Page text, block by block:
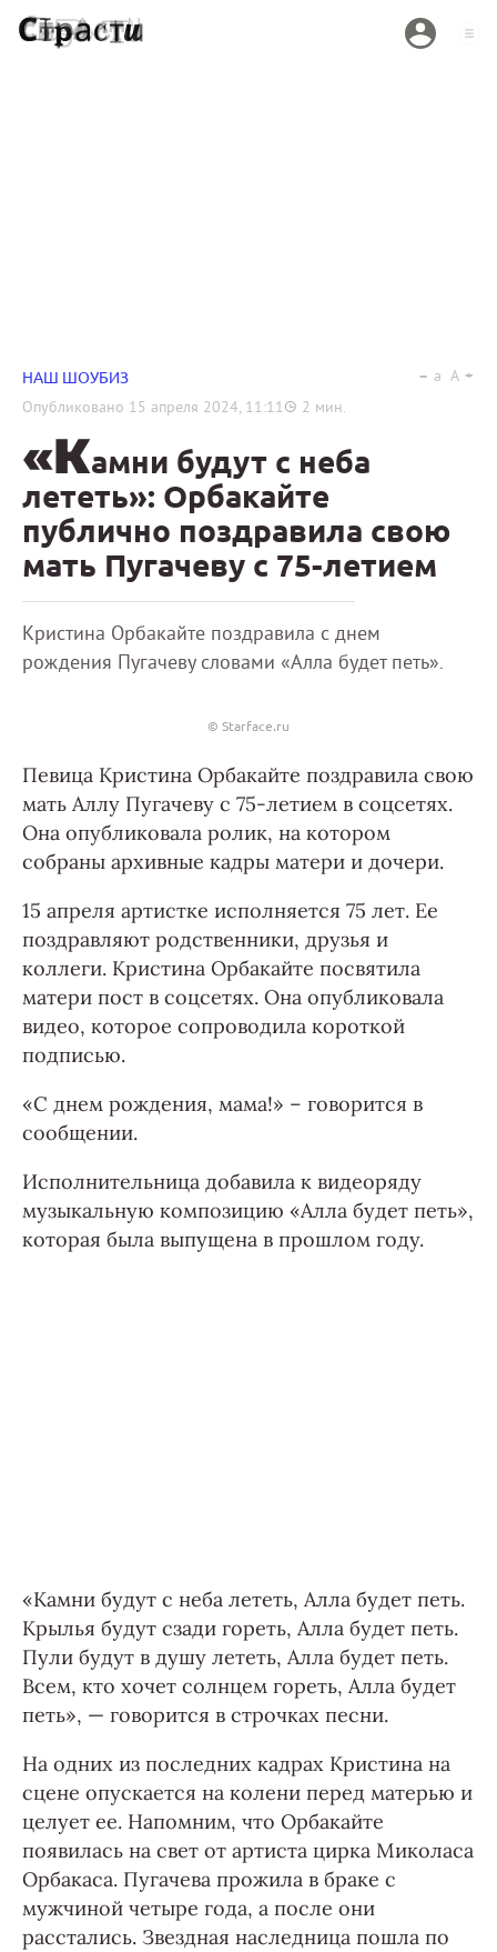
НАШ ШОУБИЗ
Опубликовано 15 апреля 2024, 11:11 2 мин.
a A
«Камни будут с неба
лететь»: Орбакайте
публично поздравила свою
мать Пугачеву с 75-летием
Кристина Орбакайте поздравила с днем
рождения Пугачеву словами «Алла будет петь».
© Starface.ru
Певица Кристина Орбакайте поздравила свою
мать Аллу Пугачеву с 75-летием в соцсетях.
Она опубликовала ролик, на котором
собраны архивные кадры матери и дочери.
15 апреля артистке исполняется 75 лет. Ее
поздравляют родственники, друзья и
коллеги. Кристина Орбакайте посвятила
матери пост в соцсетях. Она опубликовала
видео, которое сопроводила короткой
подписью.
«С днем рождения, мама!» – говорится в
сообщении.
Исполнительница добавила к видеоряду
музыкальную композицию «Алла будет петь»,
которая была выпущена в прошлом году.
«Камни будут с неба лететь, Алла будет петь.
Крылья будут сзади гореть, Алла будет петь.
Пули будут в душу лететь, Алла будет петь.
Всем, кто хочет солнцем гореть, Алла будет
петь», — говорится в строчках песни.
На одних из последних кадрах Кристина на
сцене опускается на колени перед матерью и
целует ее. Напомним, что Орбакайте
появилась на свет от артиста цирка Миколаса
Орбакаса. Пугачева прожила в браке с
мужчиной четыре года, а после они
расстались. Звездная наследница пошла по